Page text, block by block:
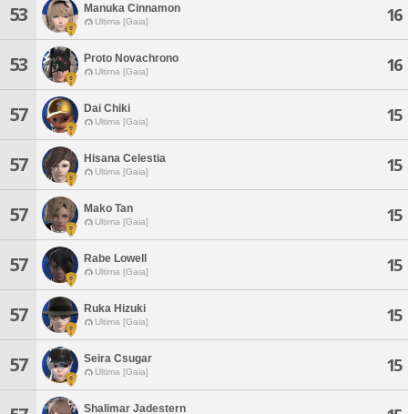
53 Manuka Cinnamon
Ultima [Gaia] 16
53 Proto Novachrono
Ultima [Gaia] 16
57 Dai Chiki
Ultima [Gaia] 15
57 Hisana Celestia
Ultima [Gaia] 15
57 Mako Tan
Ultima [Gaia] 15
57 Rabe Lowell
Ultima [Gaia] 15
57 Ruka Hizuki
Ultima [Gaia] 15
57 Seira Csugar
Ultima [Gaia] 15
Shalimar Jadestern